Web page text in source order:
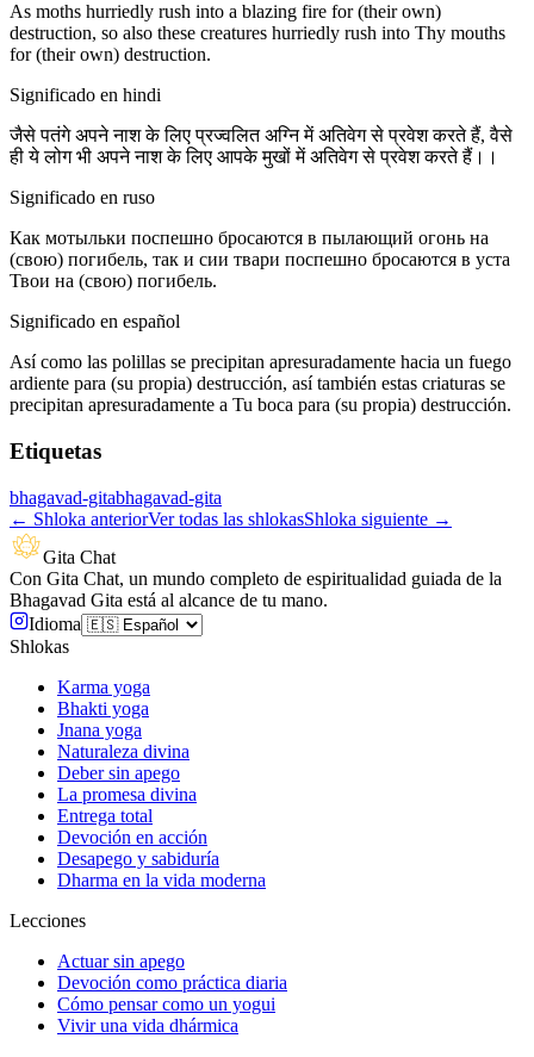
As moths hurriedly rush into a blazing fire for (their own)
destruction, so also these creatures hurriedly rush into Thy mouths
for (their own) destruction.
Significado en hindi
जैसे पतंगे अपने नाश के लिए प्रज्वलित अग्नि में अतिवेग से प्रवेश करते हैं, वैसे
ही ये लोग भी अपने नाश के लिए आपके मुखों में अतिवेग से प्रवेश करते हैं।।
Significado en ruso
Как мотыльки поспешно бросаются в пылающий огонь на
(свою) погибель, так и сии твари поспешно бросаются в уста
Твои на (свою) погибель.
Significado en español
Así como las polillas se precipitan apresuradamente hacia un fuego
ardiente para (su propia) destrucción, así también estas criaturas se
precipitan apresuradamente a Tu boca para (su propia) destrucción.
Etiquetas
bhagavad-gitabhagavad-gita
← Shloka anteriorVer todas las shlokasShloka siguiente →
Gita Chat
Con Gita Chat, un mundo completo de espiritualidad guiada de la
Bhagavad Gita está al alcance de tu mano.
Idioma
Shlokas
Karma yoga
Bhakti yoga
Jnana yoga
Naturaleza divina
Deber sin apego
La promesa divina
Entrega total
Devoción en acción
Desapego y sabiduría
Dharma en la vida moderna
Lecciones
Actuar sin apego
Devoción como práctica diaria
Cómo pensar como un yogui
Vivir una vida dhármica